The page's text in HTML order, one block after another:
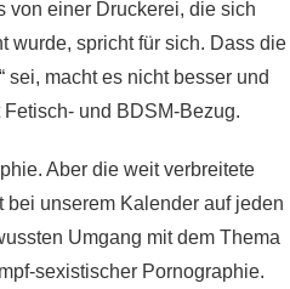
von einer Druckerei, die sich
wurde, spricht für sich. Dass die
macht es nicht besser und
und BDSM-Bezug.
Aber die weit verbreitete
unserem Kalender auf jeden
Umgang mit dem Thema
sexistischer Pornographie.